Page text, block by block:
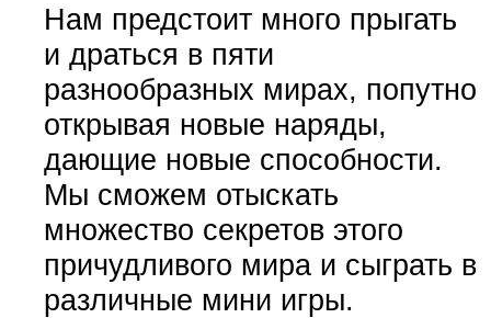
Нам предстоит много прыгать
и драться в пяти
разнообразных мирах, попутно
открывая новые наряды,
дающие новые способности.
Мы сможем отыскать
множество секретов этого
причудливого мира и сыграть в
различные мини игры.